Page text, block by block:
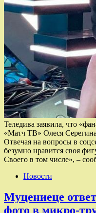
Теледива заявила, что
«Матч ТВ» Олеся
Отвечая на вопросы в
безумно нравится своя
Своего в том числе», –
Новости
Муцениеце
фото в микро-